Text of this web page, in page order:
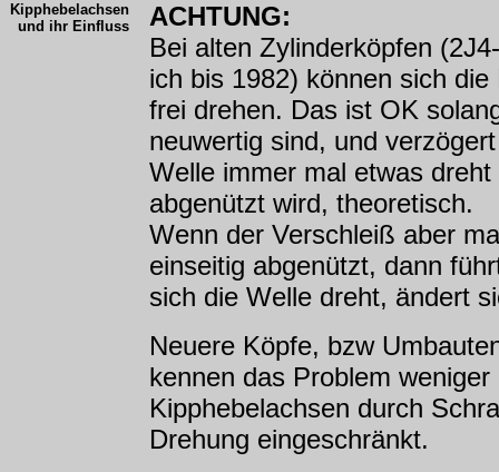
Kipphebelachsen
und ihr Einfluss
ACHTUNG:
Bei alten Zylinderköpfen
ich bis 1982) können sich
frei drehen. Das ist OK
neuwertig sind, und
Welle immer mal etwas
abgenützt wird, theoretisch.
Wenn der Verschleiß aber
einseitig abgenützt, dann
sich die Welle dreht, ändert
Neuere Köpfe, bzw
kennen das Problem
Kipphebelachsen durch
Drehung eingeschränkt.